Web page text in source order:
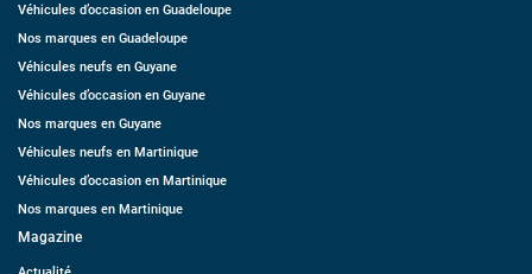
Véhicules d’occasion en Guadeloupe
Nos marques en Guadeloupe
Véhicules neufs en Guyane
Véhicules d’occasion en Guyane
Nos marques en Guyane
Véhicules neufs en Martinique
Véhicules d’occasion en Martinique
Nos marques en Martinique
Magazine